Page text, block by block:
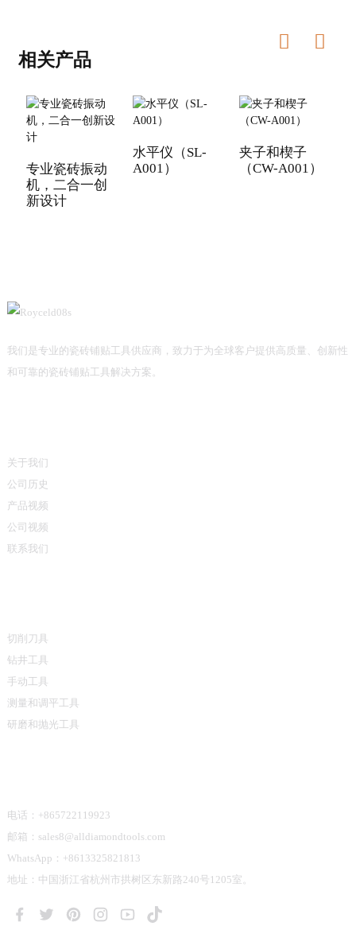
相关产品
专业瓷砖振动
机，二合一创
新设计
水平仪（SL-
A001）
夹子和楔子
（CW-A001）
我们是专业的瓷砖铺贴工具供应商，致力于为全球客户提供高质量、创新性
和可靠的瓷砖铺贴工具解决方案。
关于我们
公司历史
产品视频
公司视频
联系我们
切削刀具
钻井工具
手动工具
测量和调平工具
研磨和抛光工具
电话：+865722119923
邮箱：sales8@alldiamondtools.com
WhatsApp：+8613325821813
地址：中国浙江省杭州市拱树区东新路240号1205室。